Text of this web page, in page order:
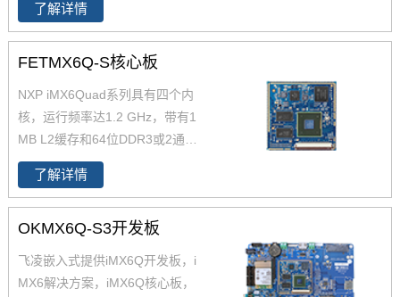
开发板资源丰富，原理图、PC
B、软件资源、硬件资源下载，
技术支持等。欢迎选购
了解详情
FETMX6Q-S核心板
NXP iMX6Quad系列具有四个内
核，运行频率达1.2 GHz，带有1
MB L2缓存和64位DDR3或2通
道、32位LPDDR2支持。飞凌提
供商业级iMX6Q核心板,工业级iM
X6Q核心板,兼容一同底板。具有
抗震,抗氧化,抗干扰,更快速升级
了解详情
OKMX6Q-S3开发板
飞凌嵌入式提供iMX6Q开发板，i
MX6解决方案，iMX6Q核心板，